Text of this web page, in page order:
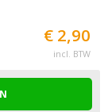
€ 2,90
incl. BTW